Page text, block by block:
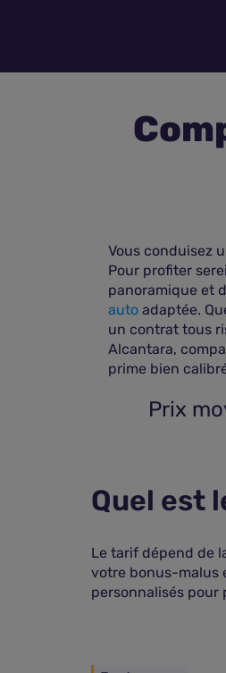
Vous conduisez
Pour profiter
panoramique et
auto adaptée.
un contrat tous
Alcantara,
prime bien
Prix
Quel est
Le tarif dépend de
votre bonus-malus
personnalisés